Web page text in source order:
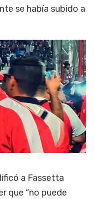
se había subido a
a Fassetta
que “no puede